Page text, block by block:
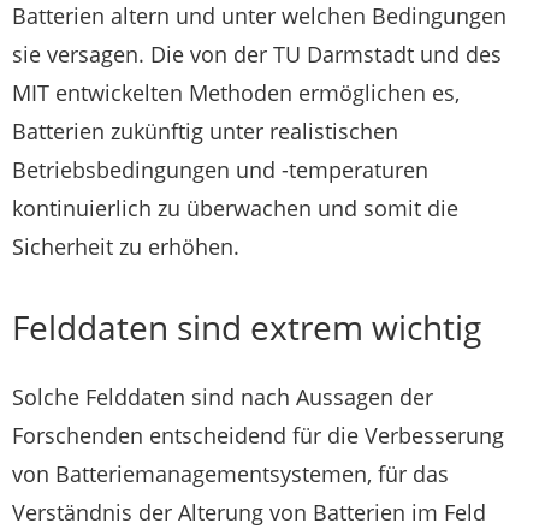
Batterien altern und unter welchen Bedingungen
sie versagen. Die von der TU Darmstadt und des
MIT entwickelten Methoden ermöglichen es,
Batterien zukünftig unter realistischen
Betriebsbedingungen und -temperaturen
kontinuierlich zu überwachen und somit die
Sicherheit zu erhöhen.
Felddaten sind extrem wichtig
Solche Felddaten sind nach Aussagen der
Forschenden entscheidend für die Verbesserung
von Batteriemanagementsystemen, für das
Verständnis der Alterung von Batterien im Feld